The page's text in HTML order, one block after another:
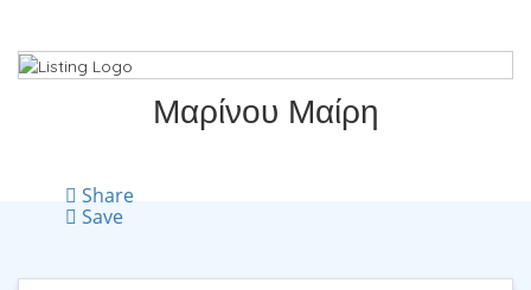
Μαρίνου Μαίρη
Share
Save